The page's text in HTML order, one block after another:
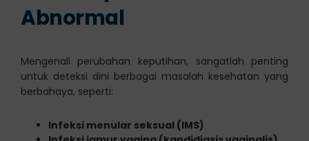
Abnormal
Mengenali perubahan keputihan, sangatlah penting
untuk deteksi dini berbagai masalah kesehatan yang
berbahaya, seperti:
Infeksi menular seksual (IMS)